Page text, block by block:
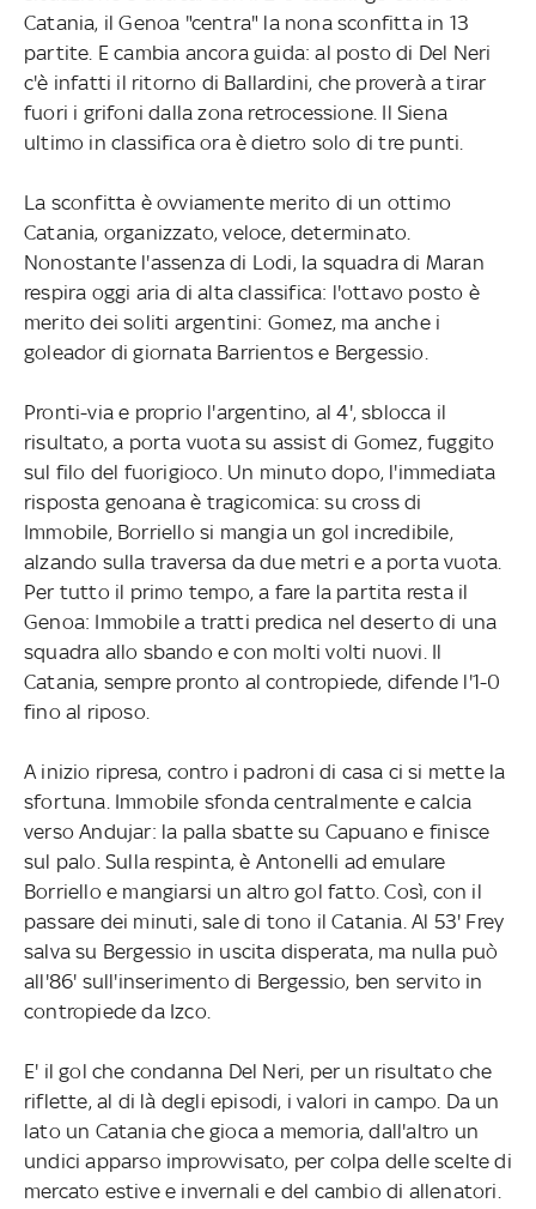
Catania, il Genoa "centra" la nona sconfitta in 13
partite. E cambia ancora guida: al posto di Del Neri
c'è infatti il ritorno di Ballardini, che proverà a tirar
fuori i grifoni dalla zona retrocessione. Il Siena
ultimo in classifica ora è dietro solo di tre punti.
La sconfitta è ovviamente merito di un ottimo
Catania, organizzato, veloce, determinato.
Nonostante l'assenza di Lodi, la squadra di Maran
respira oggi aria di alta classifica: l'ottavo posto è
merito dei soliti argentini: Gomez, ma anche i
goleador di giornata Barrientos e Bergessio.
Pronti-via e proprio l'argentino, al 4', sblocca il
risultato, a porta vuota su assist di Gomez, fuggito
sul filo del fuorigioco. Un minuto dopo, l'immediata
risposta genoana è tragicomica: su cross di
Immobile, Borriello si mangia un gol incredibile,
alzando sulla traversa da due metri e a porta vuota.
Per tutto il primo tempo, a fare la partita resta il
Genoa: Immobile a tratti predica nel deserto di una
squadra allo sbando e con molti volti nuovi. Il
Catania, sempre pronto al contropiede, difende l'1-0
fino al riposo.
A inizio ripresa, contro i padroni di casa ci si mette la
sfortuna. Immobile sfonda centralmente e calcia
verso Andujar: la palla sbatte su Capuano e finisce
sul palo. Sulla respinta, è Antonelli ad emulare
Borriello e mangiarsi un altro gol fatto. Così, con il
passare dei minuti, sale di tono il Catania. Al 53' Frey
salva su Bergessio in uscita disperata, ma nulla può
all'86' sull'inserimento di Bergessio, ben servito in
contropiede da Izco.
E' il gol che condanna Del Neri, per un risultato che
riflette, al di là degli episodi, i valori in campo. Da un
lato un Catania che gioca a memoria, dall'altro un
undici apparso improvvisato, per colpa delle scelte di
mercato estive e invernali e del cambio di allenatori.